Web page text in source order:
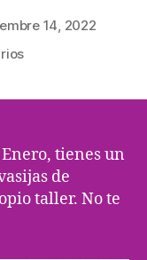
14, 2022
en
cerámicatienes un
de
taller. No te